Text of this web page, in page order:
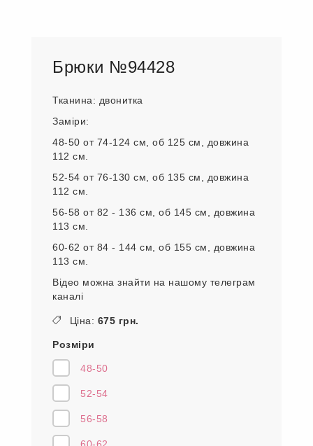
Брюки №94428
Тканина: двонитка
Заміри:
48-50 от 74-124 см, об 125 см, довжина
112 см.
52-54 от 76-130 см, об 135 см, довжина
112 см.
56-58 от 82 - 136 см, об 145 см, довжина
113 см.
60-62 от 84 - 144 см, об 155 см, довжина
113 см.
Відео можна знайти на нашому телеграм
каналі
Ціна: 675 грн.
Розміри
48-50
52-54
56-58